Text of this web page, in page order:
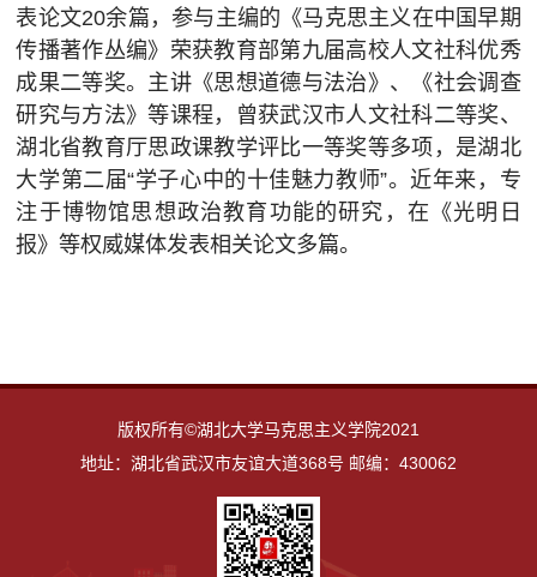
表论文20余篇，参与主编的《马克思主义在中国早期
传播著作丛编》荣获教育部第九届高校人文社科优秀
成果二等奖。主讲《思想道德与法治》、《社会调查
研究与方法》等课程，曾获武汉市人文社科二等奖、
湖北省教育厅思政课教学评比一等奖等多项，是湖北
大学第二届“学子心中的十佳魅力教师”。近年来，专
注于博物馆思想政治教育功能的研究，在《光明日
报》等权威媒体发表相关论文多篇。
版权所有©湖北大学马克思主义学院2021
地址：湖北省武汉市友谊大道368号 邮编：430062